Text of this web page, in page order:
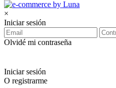
×
Iniciar sesión
Olvidé mi contraseña
Iniciar sesión
O registrarme